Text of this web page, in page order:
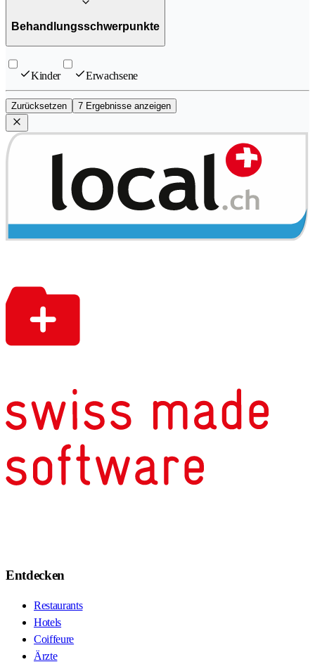
Behandlungsschwerpunkte
Kinder Erwachsene
Zurücksetzen 7 Ergebnisse anzeigen
Entdecken
Restaurants
Hotels
Coiffeure
Ärzte